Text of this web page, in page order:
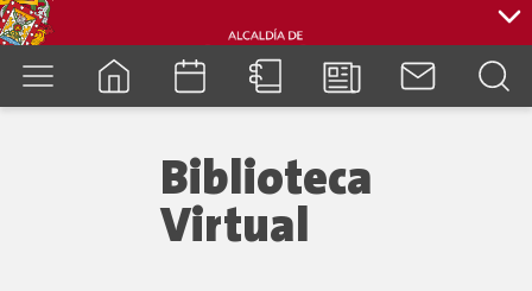
Biblioteca
Virtual